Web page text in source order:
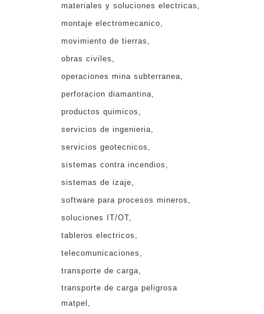
materiales y soluciones electricas
montaje electromecanico
movimiento de tierras
obras civiles
operaciones mina subterranea
perforacion diamantina
productos quimicos
servicios de ingenieria
servicios geotecnicos
sistemas contra incendios
sistemas de izaje
software para procesos mineros
soluciones IT/OT
tableros electricos
telecomunicaciones
transporte de carga
transporte de carga peligrosa
matpel